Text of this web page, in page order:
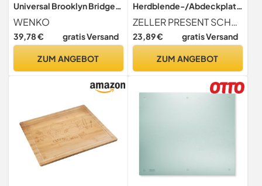
Universal Brooklyn Bridge,
2er Set Herdabdeckung für
alle Herdarten, Gehärtetes
Glas, 30 x 52 cm,
WENKO
39,78 € gratis Versand
ZUM ANGEBOT
Herdblende-/Abdeckplatt
e Schiefer, Glas, anthrazit,
56 x 50 x 0.78 cm
ZELLER PRESENT SCHÖNER LEBEN. PRAKTISCH WOHNEN.
23,89 € gratis Versand
ZUM ANGEBOT